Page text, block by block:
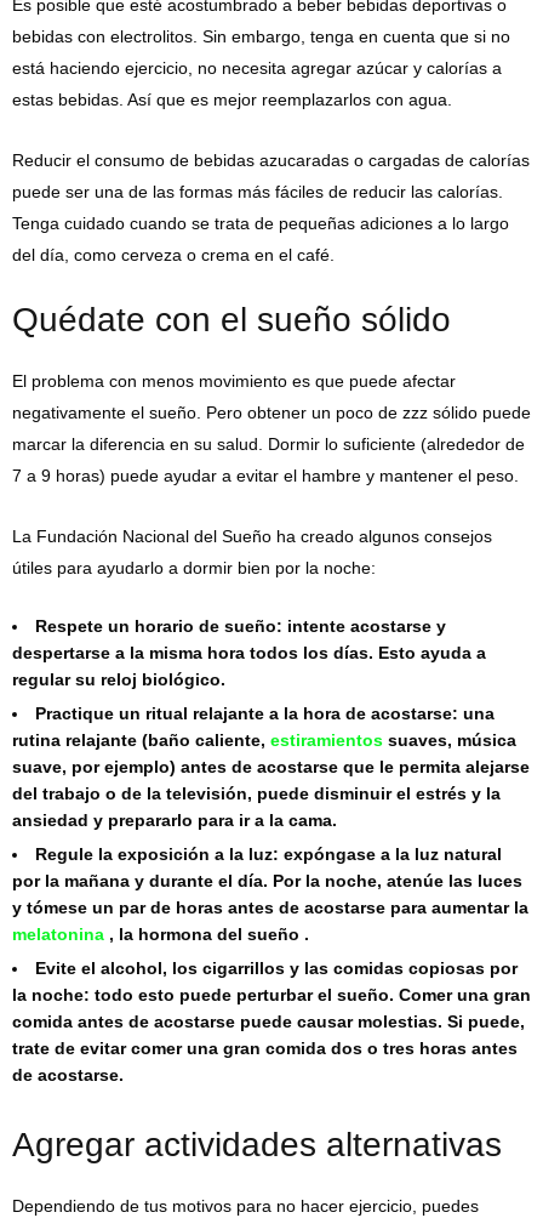
Es posible que esté acostumbrado a beber bebidas deportivas o
bebidas con electrolitos. Sin embargo, tenga en cuenta que si no
está haciendo ejercicio, no necesita agregar azúcar y calorías a
estas bebidas. Así que es mejor reemplazarlos con agua.
Reducir el consumo de bebidas azucaradas o cargadas de calorías
puede ser una de las formas más fáciles de reducir las calorías.
Tenga cuidado cuando se trata de pequeñas adiciones a lo largo
del día, como cerveza o crema en el café.
Quédate con el sueño sólido
El problema con menos movimiento es que puede afectar
negativamente el sueño. Pero obtener un poco de zzz sólido puede
marcar la diferencia en su salud. Dormir lo suficiente (alrededor de
7 a 9 horas) puede ayudar a evitar el hambre y mantener el peso.
La Fundación Nacional del Sueño ha creado algunos consejos
útiles para ayudarlo a dormir bien por la noche:
Respete un horario de sueño: intente acostarse y
despertarse a la misma hora todos los días. Esto ayuda a
regular su reloj biológico.
Practique un ritual relajante a la hora de acostarse: una
rutina relajante (baño caliente, estiramientos suaves, música
suave, por ejemplo) antes de acostarse que le permita alejarse
del trabajo o de la televisión, puede disminuir el estrés y la
ansiedad y prepararlo para ir a la cama.
Regule la exposición a la luz: expóngase a la luz natural
por la mañana y durante el día. Por la noche, atenúe las luces
y tómese un par de horas antes de acostarse para aumentar la
melatonina , la hormona del sueño .
Evite el alcohol, los cigarrillos y las comidas copiosas por
la noche: todo esto puede perturbar el sueño. Comer una gran
comida antes de acostarse puede causar molestias. Si puede,
trate de evitar comer una gran comida dos o tres horas antes
de acostarse.
Agregar actividades alternativas
Dependiendo de tus motivos para no hacer ejercicio, puedes